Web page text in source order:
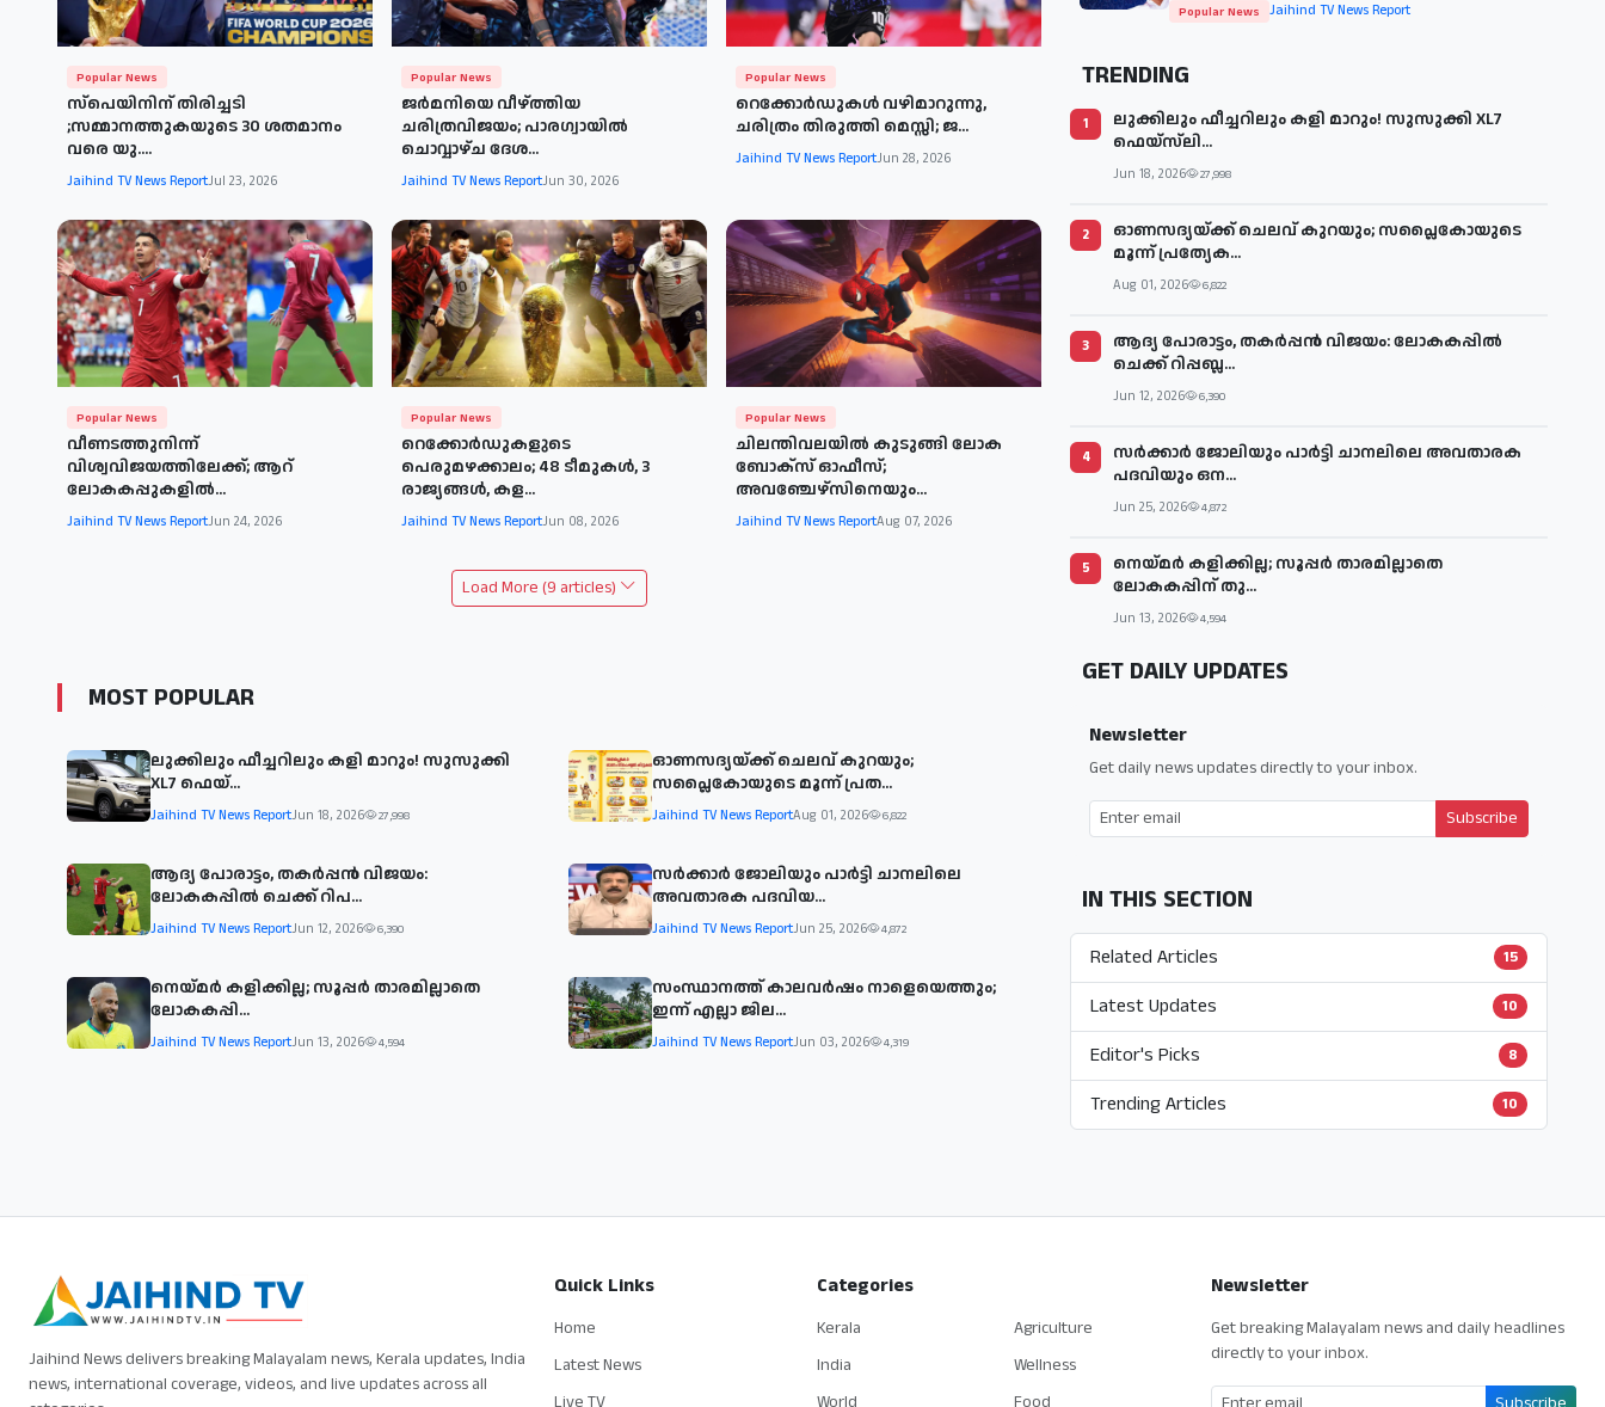
Popular News
സ്പെയിനിന് തിരിച്ചടി
;സമ്മാനത്തുകയുടെ 30 ശതമാനം
വരെ യു....
Jaihind TV News ReportJul 23, 2026
Popular News
ജർമനിയെ വീഴ്ത്തിയ
ചരിത്രവിജയം; പാരഗ്വായിൽ
ചൊവ്വാഴ്ച ദേശ...
Jaihind TV News ReportJun 30, 2026
Popular News
റെക്കോര്‍ഡുകള്‍ വഴിമാറുന്നു,
ചരിത്രം തിരുത്തി മെസ്സി; ജ...
Jaihind TV News ReportJun 28, 2026
Popular News
വീണടത്തുനിന്ന്
വിശ്വവിജയത്തിലേക്ക്; ആറ്
ലോകകപ്പുകളില്‍...
Jaihind TV News ReportJun 24, 2026
Popular News
റെക്കോർഡുകളുടെ
പെരുമഴക്കാലം; 48 ടീമുകൾ, 3
രാജ്യങ്ങൾ, കള...
Jaihind TV News ReportJun 08, 2026
Popular News
ചിലന്തിവലയിൽ കുടുങ്ങി ലോക
ബോക്സ് ഓഫീസ്;
അവഞ്ചേഴ്സിനെയും...
Jaihind TV News ReportAug 07, 2026
Load More (9 articles)
MOST POPULAR
ലുക്കിലും ഫീച്ചറിലും കളി മാറും! സുസുക്കി
XL7 ഫെയ്‌...
Jaihind TV News ReportJun 18, 2026 27,998
ഓണസദ്യയ്ക്ക് ചെലവ് കുറയും;
സപ്ലൈകോയുടെ മൂന്ന് പ്രത...
Jaihind TV News ReportAug 01, 2026 6,822
ആദ്യ പോരാട്ടം, തകർപ്പൻ വിജയം:
ലോകകപ്പിൽ ചെക്ക് റിപ...
Jaihind TV News ReportJun 12, 2026 6,390
സര്‍ക്കാര്‍ ജോലിയും പാര്‍ട്ടി ചാനലിലെ
അവതാരക പദവിയ...
Jaihind TV News ReportJun 25, 2026 4,872
നെയ്മര്‍ കളിക്കില്ല; സൂപ്പര്‍ താരമില്ലാതെ
ലോകകപ്പി...
Jaihind TV News ReportJun 13, 2026 4,594
സംസ്ഥാനത്ത് കാലവര്‍ഷം നാളെയെത്തും;
ഇന്ന് എല്ലാ ജില...
Jaihind TV News ReportJun 03, 2026 4,319
Popular News Jaihind TV News Report
TRENDING
1
ലുക്കിലും ഫീച്ചറിലും കളി മാറും! സുസുക്കി XL7
ഫെയ്‌സ്‌ലി...
Jun 18, 2026 27,998
2
ഓണസദ്യയ്ക്ക് ചെലവ് കുറയും; സപ്ലൈകോയുടെ
മൂന്ന് പ്രത്യേക...
Aug 01, 2026 6,822
3
ആദ്യ പോരാട്ടം, തകർപ്പൻ വിജയം: ലോകകപ്പിൽ
ചെക്ക് റിപ്പബ്ല...
Jun 12, 2026 6,390
4
സര്‍ക്കാര്‍ ജോലിയും പാര്‍ട്ടി ചാനലിലെ അവതാരക
പദവിയും ഒന...
Jun 25, 2026 4,872
5
നെയ്മര്‍ കളിക്കില്ല; സൂപ്പര്‍ താരമില്ലാതെ
ലോകകപ്പിന് തു...
Jun 13, 2026 4,594
GET DAILY UPDATES
Newsletter
Get daily news updates directly to your inbox.
Subscribe
IN THIS SECTION
Related Articles 15
Latest Updates 10
Editor's Picks 8
Trending Articles 10
Jaihind News delivers breaking Malayalam news, Kerala updates, India
news, international coverage, videos, and live updates across all
Quick Links
Home
Latest News
Live TV
Categories
Kerala
India
World
Agriculture
Wellness
Food
Newsletter
Get breaking Malayalam news and daily headlines
directly to your inbox.